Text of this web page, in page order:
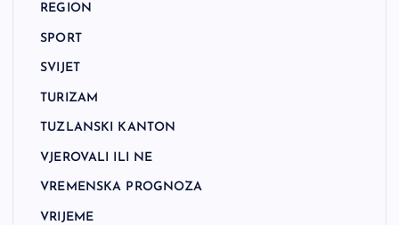
REGION
SPORT
SVIJET
TURIZAM
TUZLANSKI KANTON
VJEROVALI ILI NE
VREMENSKA PROGNOZA
VRIJEME